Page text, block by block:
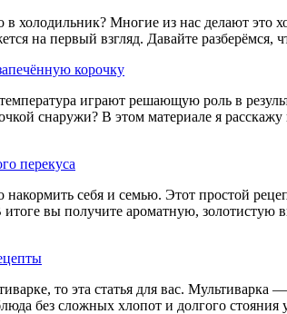
холодильник? Многие из нас делают это
на первый взгляд. Давайте
корочку
играют решающую роль в
снаружи? В этом материале я
перекуса
себя и семью. Этот простой
вы получите ароматную, золотистую
то эта статья для вас. Мультиварка
без сложных хлопот и долгого